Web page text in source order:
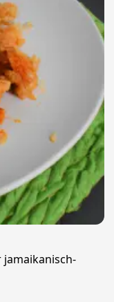
jamaikanisch-